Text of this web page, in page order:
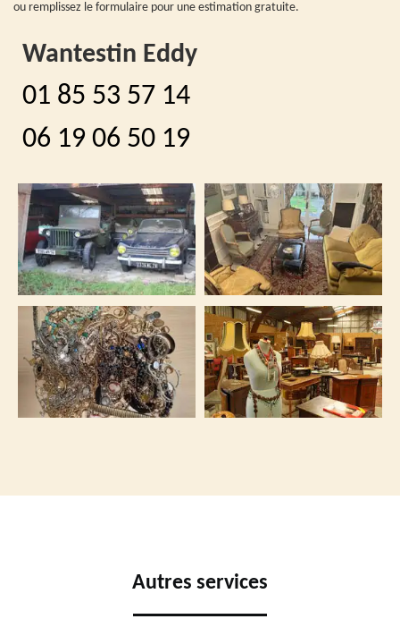
ou remplissez le formulaire pour une estimation gratuite.
Wantestin Eddy
01 85 53 57 14
06 19 06 50 19
Autres services